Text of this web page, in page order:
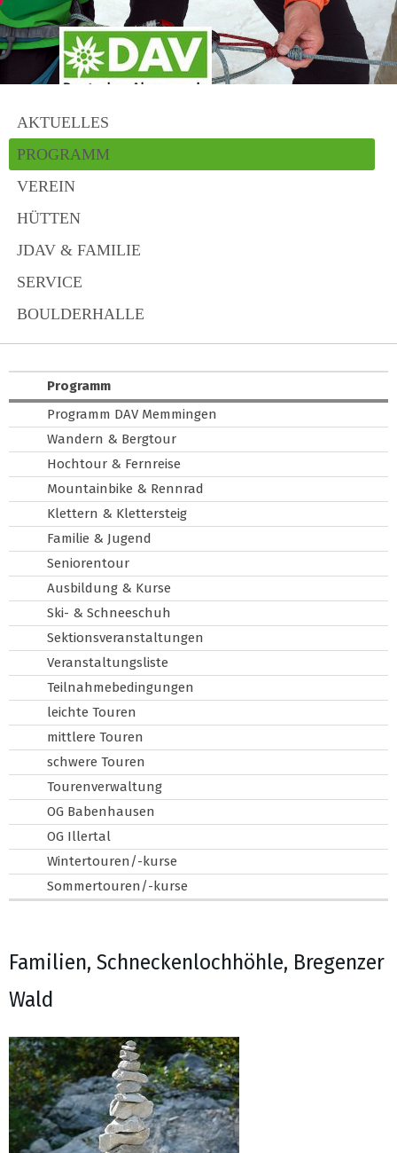
AKTUELLES
PROGRAMM
VEREIN
HÜTTEN
JDAV & FAMILIE
SERVICE
BOULDERHALLE
Programm
Programm DAV Memmingen
Wandern & Bergtour
Hochtour & Fernreise
Mountainbike & Rennrad
Klettern & Klettersteig
Familie & Jugend
Seniorentour
Ausbildung & Kurse
Ski- & Schneeschuh
Sektionsveranstaltungen
Veranstaltungsliste
Teilnahmebedingungen
leichte Touren
mittlere Touren
schwere Touren
Tourenverwaltung
OG Babenhausen
OG Illertal
Wintertouren/-kurse
Sommertouren/-kurse
Familien, Schneckenlochhöhle, Bregenzer
Wald